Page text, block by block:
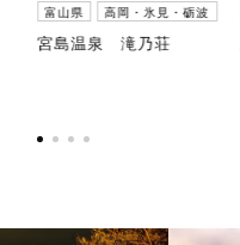
富山県 高岡・氷見・砺波
宮島温泉 滝乃荘